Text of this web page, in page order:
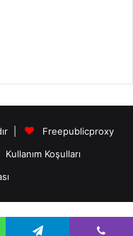
|
Freepublicproxy
Kullanım Koşulları